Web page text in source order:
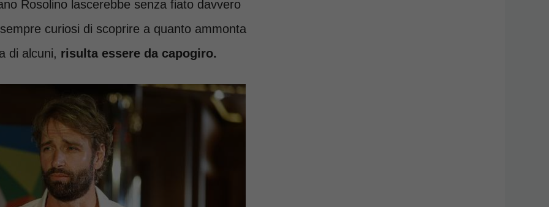
Rosolino lascerebbe senza fiato davvero
curiosi di scoprire a quanto ammonta
di alcuni, risulta essere da capogiro.